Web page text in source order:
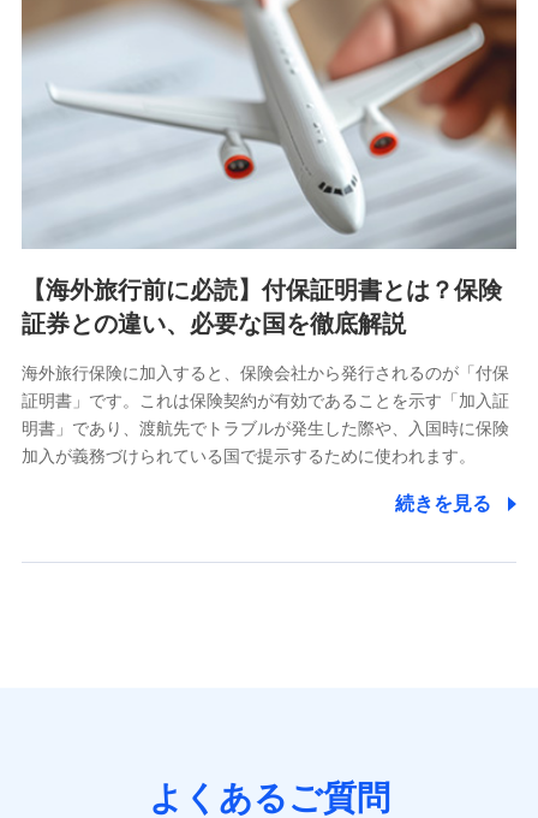
【海外旅行前に必読】付保証明書とは？保険
証券との違い、必要な国を徹底解説
海外旅行保険に加入すると、保険会社から発行されるのが「付保
証明書」です。これは保険契約が有効であることを示す「加入証
明書」であり、渡航先でトラブルが発生した際や、入国時に保険
加入が義務づけられている国で提示するために使われます。
続きを見る
よくあるご質問